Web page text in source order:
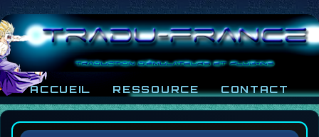
ACCUEIL RESSOURCE CONTACT